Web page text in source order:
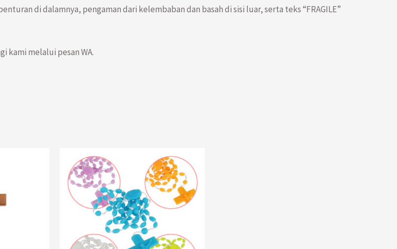
18
di dalamnya, pengaman dari kelembaban dan basah di sisi luar, serta teks “FRAGILE”
kami melalui pesan WA.